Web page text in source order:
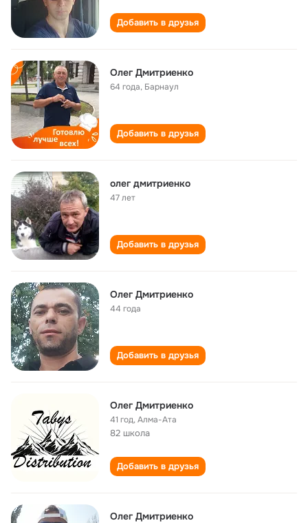
Добавить в друзья
Oлег Дмитриенко
64 года, Барнаул
Добавить в друзья
олег дмитриенко
47 лет
Добавить в друзья
Олег Дмитриенко
44 года
Добавить в друзья
Олег Дмитриенко
41 год,Алма-Ата
82 школа
Добавить в друзья
Олег Дмитриенко